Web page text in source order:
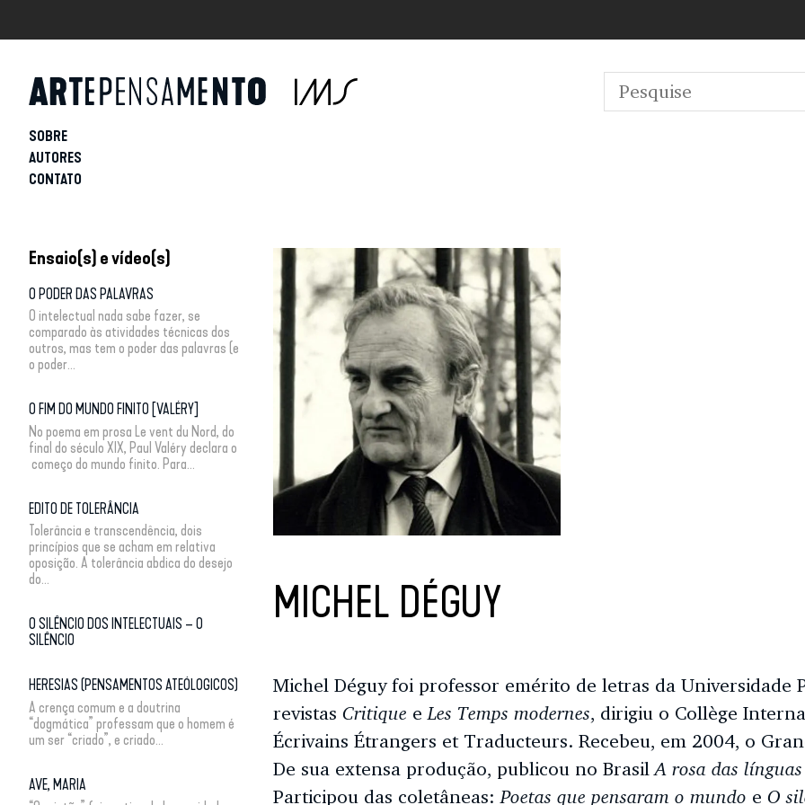
SOBRE
AUTORES
CONTATO
Ensaio(s) e vídeo(s)
O PODER DAS PALAVRAS
O intelectual nada sabe fazer, se
comparado às atividades técnicas dos
outros, mas tem o poder das palavras (e
o poder...
O FIM DO MUNDO FINITO [VALÉRY]
No poema em prosa Le vent du Nord, do
final do século XIX, Paul Valéry declara o
começo do mundo finito. Para...
EDITO DE TOLERÂNCIA
Tolerância e transcendência, dois
princípios que se acham em relativa
oposição. A tolerância abdica do desejo
do...
O SILÊNCIO DOS INTELECTUAIS – O
SILÊNCIO
HERESIAS (PENSAMENTOS ATEÓLOGICOS)
A crença comum e a doutrina
“dogmática” professam que o homem é
um ser “criado”, e criado...
AVE, MARIA
MICHEL DÉGUY
Michel Déguy foi professor emérito de letras da Universidade
revistas Critique e Les Temps modernes, dirigiu o Collège
Écrivains Étrangers et Traducteurs. Recebeu, em 2004, o
De sua extensa produção, publicou no BrasilA rosa das línguas
Participou das coletâneas: Poetas que pensaram o mundo e O